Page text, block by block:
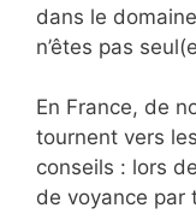
dans le
n’êtes pas
En France, de
tournent vers
conseils : lors
de voyance par